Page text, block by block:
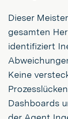
Dieser
gesamten
identifiziert
Keine
Dashboards